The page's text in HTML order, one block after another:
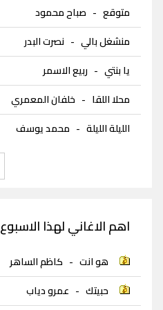
متوقع - صباح محمود
منشغل بالي - نصرت البدر
يا بنتي - ربيع الاسمر
محلا اللقا - خلفان المعمري
الليلة الليلة - محمد يوسف
اهم الاغاني لهذا الاسبوع
هو انت - كاظم الساهر
حبيتك - عمرو دياب